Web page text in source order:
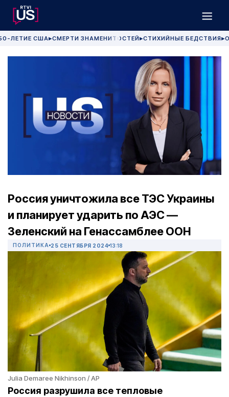
ЛЕТИЕ США▶СМЕРТИ ЗНАМЕНИТОСТЕЙ▶СТИХИЙНЫЕ БЕДСТВИЯ▶
Россия уничтожила все ТЭС Украины
и планирует ударить по АЭС —
Зеленский на Генассамблее ООН
ПОЛИТИКА 25 СЕНТЯБРЯ 2024 13:18
Julia Demaree Nikhinson / AP
Россия разрушила все тепловые